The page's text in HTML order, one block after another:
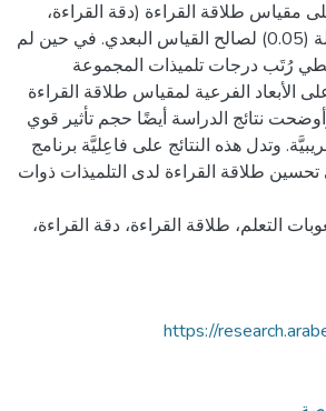
مقياس طلاقة القراءة (دقة القراءة،
ومُعدل القراءة، والفهم) عند مستوى دلالة (0.05) لصالح القياس البعدي. في حين لم
رُتَب درجات تلميذات المجموعة
الأبعاد الفرعية لمقياس طلاقة القراءة
نتائج الدراسة أيضًا حجم تأثير قوي
وتدل هذه النتائج على فاعِليَّة برنامج
تحسين طلاقة القراءة لدى التلميذات ذوات
التعلم، طلاقة القراءة، دقة القراءة،
https://